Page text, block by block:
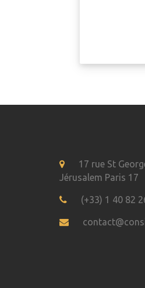
17 rue St
Jérusalem Paris 17
(+33) 1 40 82